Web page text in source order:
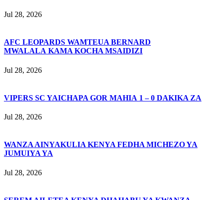
Jul 28, 2026
AFC LEOPARDS WAMTEUA BERNARD
MWALALA KAMA KOCHA MSAIDIZI
Jul 28, 2026
VIPERS SC YAICHAPA GOR MAHIA 1 – 0 DAKIKA ZA
Jul 28, 2026
WANZA AINYAKULIA KENYA FEDHA MICHEZO YA
JUMUIYA YA
Jul 28, 2026